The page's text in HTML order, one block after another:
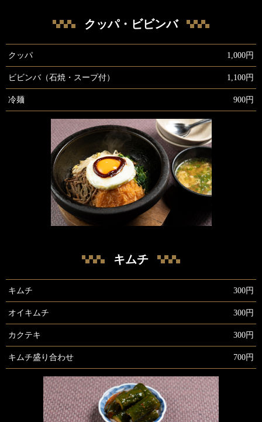
クッパ・ビビンバ
クッパ 1,000円
ビビンバ（石焼・スープ付） 1,100円
冷麺 900円
キムチ
キムチ 300円
オイキムチ 300円
カクテキ 300円
キムチ盛り合わせ 700円